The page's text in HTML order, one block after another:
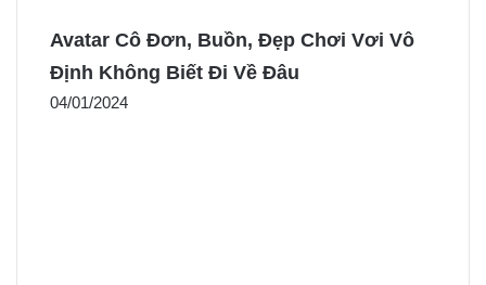
Avatar Cô Đơn, Buồn, Đẹp Chơi Vơi Vô
Định Không Biết Đi Về Đâu
04/01/2024